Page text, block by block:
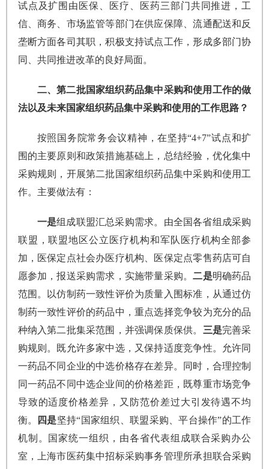
试点及扩围由医保、医疗、医药三部门共同推进，工
信、商务、市场监管等部门在供应保障、流通配送和反
垄断方面各司其职，积极支持试点工作，形成多部门协
同、共同推进改革的良好局面。
二、第二批国家组织药品集中采购和使用工作的做
法以及未来国家组织药品集中采购和使用的工作思路？
按照国务院常务会议精神，在坚持“4+7”试点和扩
围的主要原则和政策措施基础上，总结经验，优化集中
采购规则，开展第二批国家组织药品集中采购和使用工
作。主要做法有：
一是组成联盟汇总采购需求。由全国各省组成采购
联盟，联盟地区公立医疗机构和军队医疗机构全部参
加，医保定点社会办医疗机构、医保定点零售药店可自
愿参加，报送采购需求，实施带量采购。二是明确药品
范围。以仿制药一致性评价为质量入围标准，从通过仿
制药一致性评价的药品中，重点选择竞争较为充分的品
种纳入第二批集采范围，并强调保质保供。 三是完善采
购规则。既允许多家中选，又保持适度竞争性。允许同
一药品不同企业的中选价格存在差异。同时，合理控制
同一药品不同中选企业间的价格差距，既尊重市场竞争
导致的适度价格差异，又防范价差过大引发待遇不均
衡。
四是坚持“国家组织、联盟采购、平台操作”的工作
机制。国家统一组织，由各省代表组成联合采购办公
室，上海市医药集中招标采购事务管理所承担联合采购